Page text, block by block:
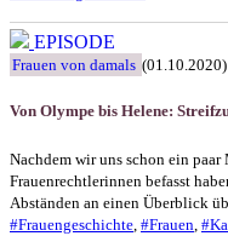
EPISODE
Frauen von damals (01.10.2020)
Von Olympe bis Helene:
Nachdem wir uns schon ein
Frauenrechtlerinnen befasst
Abständen an einen Überblick
#Frauengeschichte, #Frauen,